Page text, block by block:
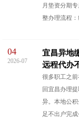
月垫资分期
整办理流程
04
2026-07
宜昌异地
远程代办
很多职工之
回宜昌办理
异。本地公
足不出户完